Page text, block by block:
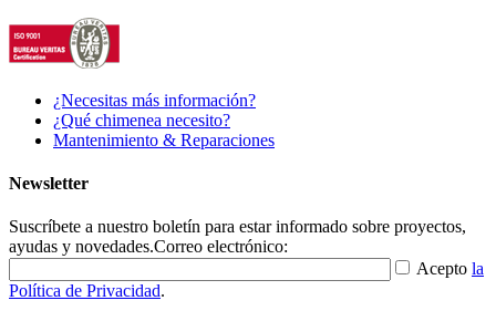
¿Necesitas más información?
¿Qué chimenea necesito?
Mantenimiento & Reparaciones
Newsletter
Suscríbete a nuestro boletín para estar informado sobre proyectos,
ayudas y novedades.Correo electrónico:
Acepto la
Política de Privacidad.